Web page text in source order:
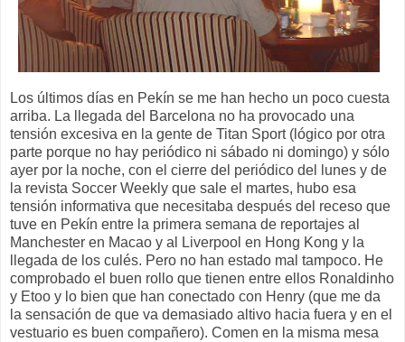
Los últimos días en Pekín se me han hecho un poco cuesta
arriba. La llegada del Barcelona no ha provocado una
tensión excesiva en la gente de Titan Sport (lógico por otra
parte porque no hay periódico ni sábado ni domingo) y sólo
ayer por la noche, con el cierre del periódico del lunes y de
la revista Soccer Weekly que sale el martes, hubo esa
tensión informativa que necesitaba después del receso que
tuve en Pekín entre la primera semana de reportajes al
Manchester en Macao y al Liverpool en Hong Kong y la
llegada de los culés. Pero no han estado mal tampoco. He
comprobado el buen rollo que tienen entre ellos Ronaldinho
y Etoo y lo bien que han conectado con Henry (que me da
la sensación de que va demasiado altivo hacia fuera y en el
vestuario es buen compañero). Comen en la misma mesa